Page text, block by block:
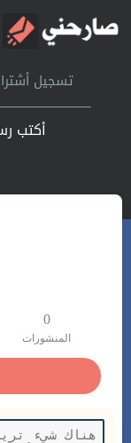
الرئيسيةتسجيل
أكتب
0
المنشورات